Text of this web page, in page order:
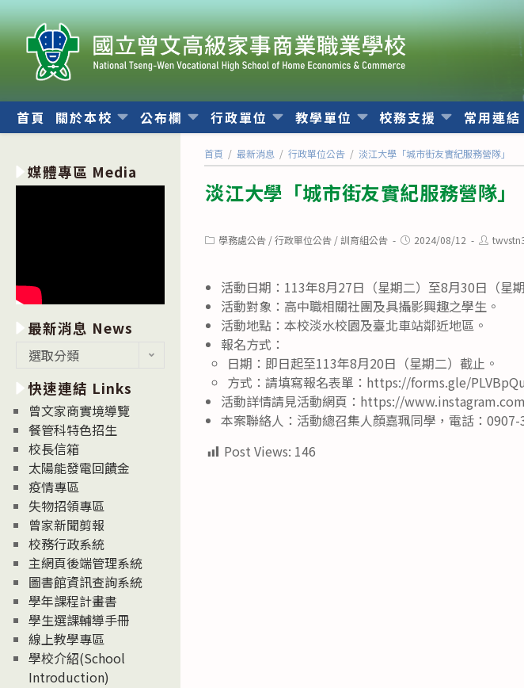
跳
轉
至
內
首頁 關於本校 公布欄 行政單位 教學單位 校務支援 常用連結
首頁 / 最新消息 / 行政單位公告 / 淡江大學「城市街友實紀服務營隊」
淡江大學「城市街友實紀服務營隊」
Post學務處公告 / 行政單位公告 / 訓育組公告
Post2024/08/12
Post
活動日期：113年8月27日（星期二）至8月30日（星
活動對象：高中職相關社團及具攝影興趣之學生。
活動地點：本校淡水校園及臺北車站鄰近地區。
報名方式：
日期：即日起至113年8月20日（星期二）截止。
方式：請填寫報名表單：https://forms.gle/
活動詳情請見活動網頁：https://
本案聯絡人：活動總召集人顏嘉珮同學，電話：
Post Views: 146
媒體專區 Media
最新消息 News
消
息
News
選取分類
快速連結 Links
曾文家商實境導覽
餐管科特色招生
校長信箱
太陽能發電回饋金
疫情專區
失物招領專區
曾家新聞剪報
校務行政系統
主網頁後端管理系統
圖書館資訊查詢系統
學年課程計畫書
學生選課輔導手冊
線上教學專區
學校介紹(School
Introduction)